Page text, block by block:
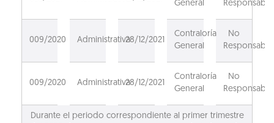
General
Responsable
009/2020 Administrativa28/12/2021
Contraloría
General
No
Responsable
009/2020 Administrativa28/12/2021
Contraloría
General
No
Responsable
Durante el periodo correspondiente al primer trimestre